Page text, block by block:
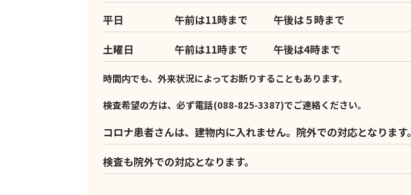
平日 午前は11時まで 午後は５時まで
土曜日 午前は11時まで 午後は4時まで
時間内でも、外来状況によってお断りすることもあります。
検査希望の方は、必ず電話(088-825-3387)でご連絡ください。
コロナ患者さんは、建物内に入れません。院外での対応となります。
検査も院外での対応となります。